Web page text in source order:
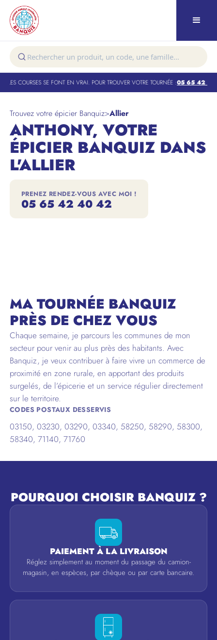
COURSES SE FONT EN VRAI. POUR TROUVER VOTRE TOURNÉE :05 65 42 40
Trouvez votre épicier Banquiz>Allier
ANTHONY, VOTRE
ÉPICIER BANQUIZ DANS
L'ALLIER
PRENEZ RENDEZ-VOUS AVEC MOI !
05 65 42 40 42
MA TOURNÉE BANQUIZ
PRÈS DE CHEZ VOUS
Chaque semaine, je parcours les communes de mon
secteur pour venir au plus près des habitants. Avec
Banquiz, je veux contribuer à faire vivre un commerce de
proximité en zone rurale, en apportant des produits
surgelés, de l’épicerie et un service régulier directement
sur le territoire.
CODES POSTAUX DESSERVIS
03150, 03230, 03290, 03340, 58250, 58290, 58300,
58340, 71140, 71760
POURQUOI CHOISIR BANQUIZ ?
PAIEMENT À LA LIVRAISON
Réglez simplement au moment du passage du camion-
magasin, en espèces, par chèque ou par carte bancaire.